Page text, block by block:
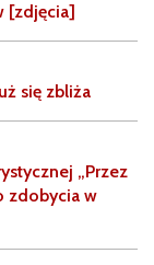
[zdjęcia]
się zbliża
„Przez
zdobycia w